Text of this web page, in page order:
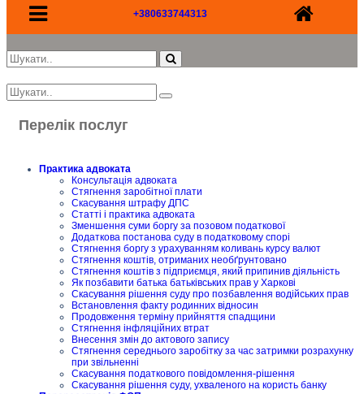
+380633744313
Перелік послуг
Практика адвоката
Консультація адвоката
Стягнення заробітної плати
Скасування штрафу ДПС
Статті і практика адвоката
Зменшення суми боргу за позовом податкової
Додаткова постанова суду в податковому спорі
Стягнення боргу з урахуванням коливань курсу валют
Стягнення коштів, отриманих необґрунтовано
Стягнення коштів з підприємця, який припинив діяльність
Як позбавити батька батьківських прав у Харкові
Скасування рішення суду про позбавлення водійських прав
Встановлення факту родинних відносин
Продовження терміну прийняття спадщини
Стягнення інфляційних втрат
Внесення змін до актового запису
Стягнення середнього заробітку за час затримки розрахунку
при звільненні
Скасування податкового повідомлення-рішення
Скасування рішення суду, ухваленого на користь банку